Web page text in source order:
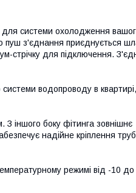
для системи охолодження
пуш з'єднання приєднується
стрічку для підключення.
водопроводу в квартирі,
іншого боку фітинга зовнішнє
надійне кріплення
режимі від -10